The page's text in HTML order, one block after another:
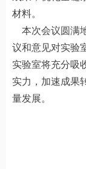
材料。
本次会议圆满
议和意见对实验
实验室将充分吸
实力，加速成果
量发展。